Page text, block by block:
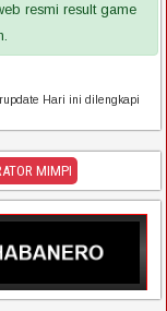
resmi result game
Hari ini dilengkapi
MIMPI